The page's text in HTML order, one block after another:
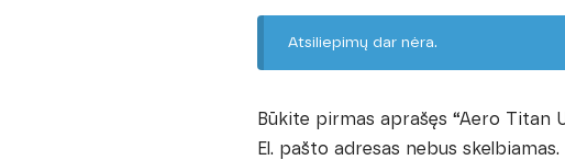
Atsiliepimų dar nėra.
Būkite pirmas aprašęs “Aero Titan
El. pašto adresas nebus skelbiamas.